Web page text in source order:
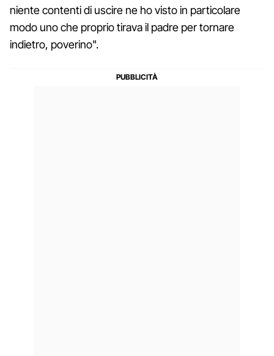
niente contenti di uscire ne ho visto in particolare
modo uno che proprio tirava il padre per tornare
indietro, poverino".